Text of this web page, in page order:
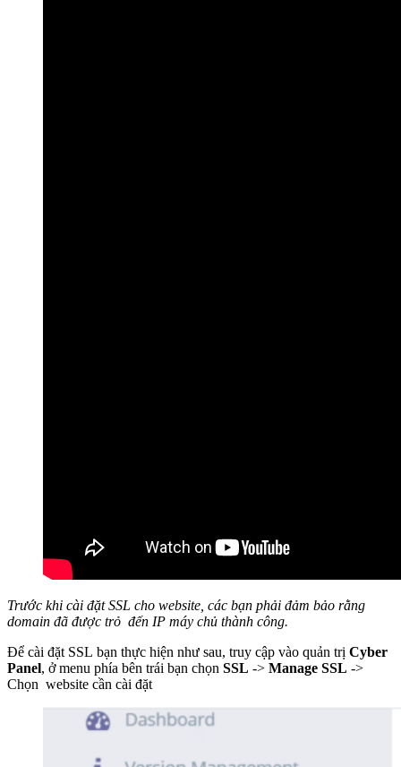
Trước khi cài đặt SSL cho website, các bạn phải đảm bảo rằng
domain đã được trỏ đến IP máy chủ thành công.
Để cài đặt SSL bạn thực hiện như sau, truy cập vào quản trị Cyber
Panel, ở menu phía bên trái bạn chọn SSL -> Manage SSL ->
Chọn website cần cài đặt